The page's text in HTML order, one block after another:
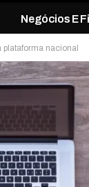
Negócios E
plataforma nacional